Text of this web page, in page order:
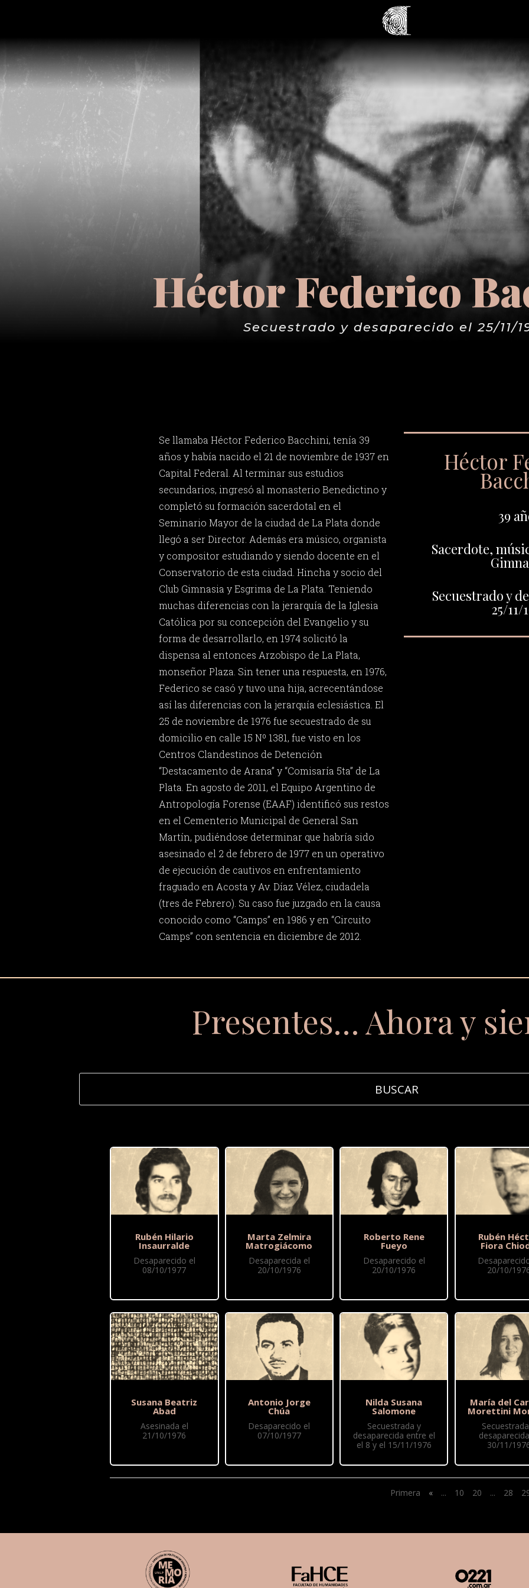
Héctor Federico
Secuestrado y desaparecido el 25/11/
Se llamaba Héctor Federico Bacchini, tenía 39
años y había nacido el 21 de noviembre de 1937 en
Capital Federal. Al terminar sus estudios
secundarios, ingresó al monasterio Benedictino y
completó su formación sacerdotal en el
Seminario Mayor de la ciudad de La Plata donde
llegó a ser Director. Además era músico, organista
y compositor estudiando y siendo docente en el
Conservatorio de esta ciudad. Hincha y socio del
Club Gimnasia y Esgrima de La Plata. Teniendo
muchas diferencias con la jerarquía de la Iglesia
Católica por su concepción del Evangelio y su
forma de desarrollarlo, en 1974 solicitó la
dispensa al entonces Arzobispo de La Plata,
monseñor Plaza. Sin tener una respuesta, en 1976,
Federico se casó y tuvo una hija, acrecentándose
así las diferencias con la jerarquía eclesiástica. El
25 de noviembre de 1976 fue secuestrado de su
domicilio en calle 15 Nº 1381, fue visto en los
Centros Clandestinos de Detención
“Destacamento de Arana” y “Comisaría 5ta” de La
Plata. En agosto de 2011, el Equipo Argentino de
Antropología Forense (EAAF) identificó sus restos
en el Cementerio Municipal de General San
Martín, pudiéndose determinar que habría sido
asesinado el 2 de febrero de 1977 en un operativo
de ejecución de cautivos en enfrentamiento
fraguado en Acosta y Av. Díaz Vélez, ciudadela
(tres de Febrero). Su caso fue juzgado en la causa
conocido como “Camps” en 1986 y en “Circuito
Camps” con sentencia en diciembre de 2012.
Héctor
39
Sacerdote,
Secuestrado y
25/11/
Presentes… Ahora y
Rubén Hilario
Insaurralde
Desaparecido el
08/10/1977
Susana Beatriz
Abad
Asesinada el
21/10/1976
Marta Zelmira
Matrogiácomo
Desaparecida el
20/10/1976
Antonio Jorge
Chúa
Desaparecido el
07/10/1977
Roberto Rene
Fueyo
Desaparecido el
20/10/1976
Nilda Susana
Salomone
Secuestrada y
desaparecida entre el
el 8 y el 15/11/1976
Rubén
Fiora
20/10/
María del
Morettini
30/11/
Primera « ... 10 20 ... 28